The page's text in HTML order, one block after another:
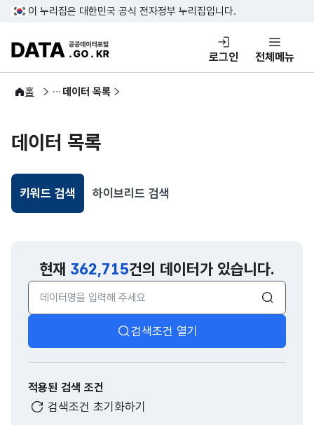
콘텐츠 바로가기
푸터 바로가기
이 누리집은 대한민국 공식 전자정부 누리집입니다.
DATA.GO.KR 공공데이터포털
로그인 전체메뉴
홈
공공데이터 데이터 목록
데이터 목록
키워드 검색
선택됨
하이브리드 검색
현재 362,715건의 데이터가 있습니다.
검색어 입력창
검색
검색조건 열기
적용된 검색 조건
검색조건 초기화하기